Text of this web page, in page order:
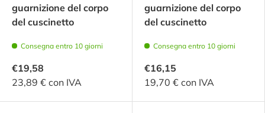
guarnizione del corpo
del cuscinetto
Consegna entro 10 giorni
€19,58
23,89 € con IVA
guarnizione del corpo
del cuscinetto
Consegna entro 10 giorni
€16,15
19,70 € con IVA